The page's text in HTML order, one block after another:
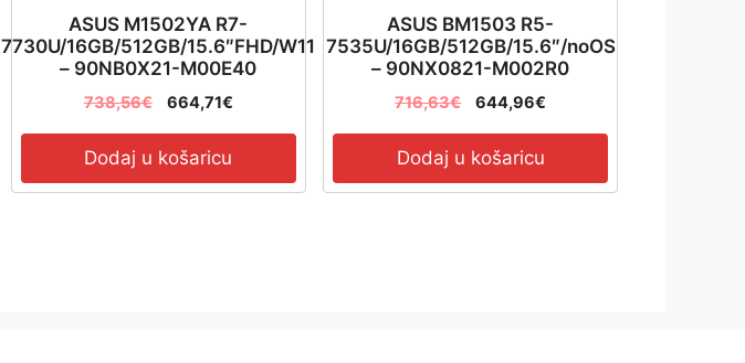
ASUS M1502YA R7-
7730U/16GB/512GB/15.6″FHD/W11
– 90NB0X21-M00E40
738,56€ 664,71€
Dodaj u košaricu
ASUS BM1503 R5-
7535U/16GB/512GB/15.6″/noOS
– 90NX0821-M002R0
716,63€ 644,96€
Dodaj u košaricu